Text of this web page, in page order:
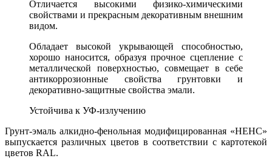
Отличается высокими физико-химическими
свойствами и прекрасным декоративным внешним
видом.
Обладает высокой укрывающей способностью,
хорошо наносится, образуя прочное сцепление с
металлической поверхностью, совмещает в себе
антикоррозионные свойства грунтовки и
декоративно-защитные свойства эмали.
Устойчива к УФ-излучению
Грунт-эмаль алкидно-фенольная модифицированная «НЕНС»
выпускается различных цветов в соответствии с картотекой
цветов RAL.